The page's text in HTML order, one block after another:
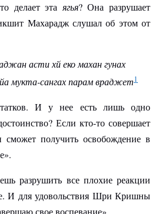
делает эта ягья? Она разрушает
Махарадж слушал об этом от
асти хй еко махан гунах
мукта-сангах парам враджет1
И у нее есть лишь одно
Если кто-то совершает
сможет получить освобождение в
разрушить все плохие реакции
И для удовольствия Шри Кришны